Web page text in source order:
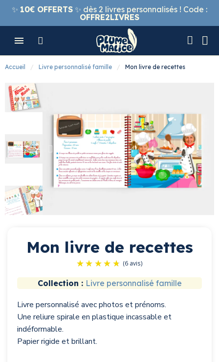
✨ 10€ OFFERTS ✨ dès 2 livres personnalisés ! Code :
OFFRE2LIVRES
Accueil Livre personnalisé famille Mon livre de recettes
Mon livre de recettes
(6 avis)
Collection : Livre personnalisé famille
Livre personnalisé avec photos et prénoms.
Une reliure spirale en plastique incassable et
indéformable.
Papier rigide et brillant.